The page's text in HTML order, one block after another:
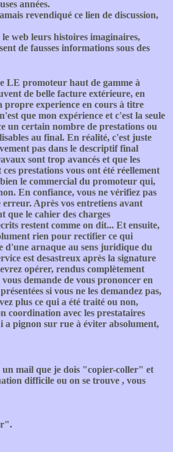
années.
revendiqué ce lien de discussion,
web leurs histoires imaginaires,
de fausses informations sous des
LE promoteur haut de gamme à
de belle facture extérieure, en
propre experience en cours à titre
que mon expérience et c'est la seule
un certain nombre de prestations ou
au final. En réalité, c'est juste
pas dans le descriptif final
sont trop avancés et que les
prestations vous ont été réellement
bien le commercial du promoteur qui,
En confiance, vous ne vérifiez pas
Après vos entretiens avant
que le cahier des charges
restent comme on dit... Et ensuite,
rien pour rectifier ce qui
d'une arnaque au sens juridique du
est desastreux après la signature
opérer, rendus complètement
demande de vous prononcer en
si vous ne les demandez pas,
plus ce qui a été traité ou non,
coordination avec les prestataires
a pignon sur rue à éviter absolument,
un mail que je dois "copier-coller" et
difficile ou on se trouve , vous